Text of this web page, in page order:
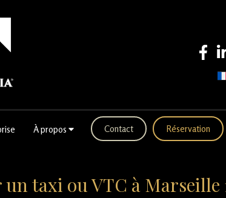
À propos Contact Réservation
un taxi ou VTC à Marseille